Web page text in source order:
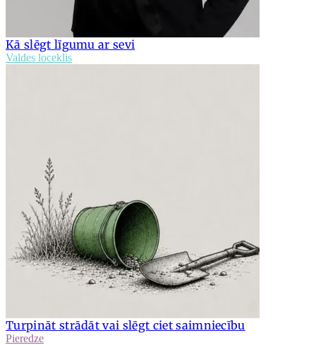
Kā slēgt līgumu ar sevi
Valdes loceklis
Turpināt strādāt vai slēgt ciet saimniecību
Pieredze